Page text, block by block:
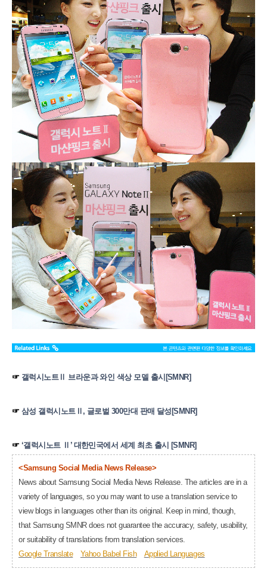
☞ 갤럭시노트Ⅱ 브라운과 와인 색상 모델 출시[SMNR]
☞ 삼성 갤럭시노트Ⅱ, 글로벌 300만대 판매 달성[SMNR]
☞ ‘갤럭시노트 Ⅱ’ 대한민국에서 세계 최초 출시 [SMNR]
<Samsung Social Media News Release>
News about Samsung Social Media News Release. The articles are in a
variety of languages, so you may want to use a translation service to
view blogs in languages other than its original. Keep in mind, though,
that Samsung SMNR does not guarantee the accuracy, safety, usability,
or suitability of translations from translation services.
Google Translate
Yahoo Babel Fish Applied Languages